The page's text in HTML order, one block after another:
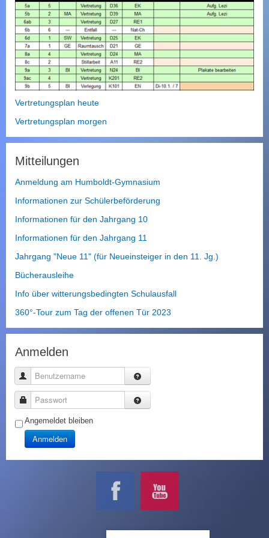
Vertretungsplan heute
Vertretungsplan morgen
Mitteilungen
Anmeldung am Humboldt-Gymnasium
Informationen zur Schülerbeförderung
Informationen für den Jahrgang 10
Informationen für den Jahrgang 11
Jahrgang "Neue 11" (für Neueinsteiger in den 11. Jg.)
Bücherausleihe
Info über witterungsbedingten Schulausfall
360°-Tour zum Tag der offenen Tür 2023
Anmelden
Benutzername
Passwort
Angemeldet bleiben
Anmelden